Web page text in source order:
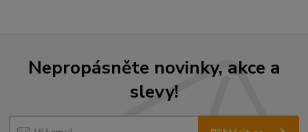
Nepropásněte novinky, akce a
slevy!